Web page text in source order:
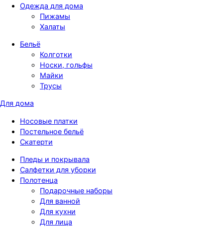
Одежда для дома
Пижамы
Халаты
Бельё
Колготки
Носки, гольфы
Майки
Трусы
Для дома
Носовые платки
Постельное бельё
Скатерти
Пледы и покрывала
Салфетки для уборки
Полотенца
Подарочные наборы
Для ванной
Для кухни
Для лица